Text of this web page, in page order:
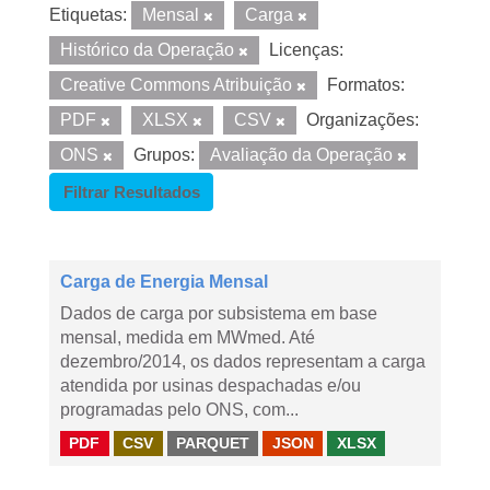
Etiquetas: Mensal
Carga
Histórico da Operação
Licenças:
Creative Commons Atribuição
Formatos:
PDF
XLSX CSV
Organizações:
ONS
Grupos:
Avaliação da Operação
Filtrar Resultados
Carga de Energia Mensal
Dados de carga por subsistema em base
mensal, medida em MWmed. Até
dezembro/2014, os dados representam a carga
atendida por usinas despachadas e/ou
programadas pelo ONS, com...
PDF CSV PARQUET JSON XLSX